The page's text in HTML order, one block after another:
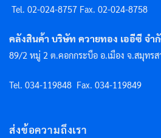
Tel. 02-024-8757 Fax. 02-024-8758
คลังสินค้า บริษัท ควายทอง เออีซี จำ
89/2 หมู่ 2 ต.คอกกระบือ อ.เมือง จ.สมุทรส
Tel. 034-119848 Fax. 034-119849
ส่งข้อความถึงเรา